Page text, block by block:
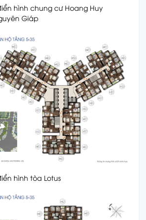
hình chung cư Hoang Huy
Giáp
hình tòa Lotus